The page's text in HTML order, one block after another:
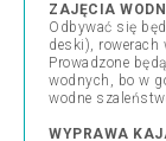
ZAJĘCIA
Odbywać się
deski),
Prowadzone
wodnych, bo w
wodne
WYPRAWA